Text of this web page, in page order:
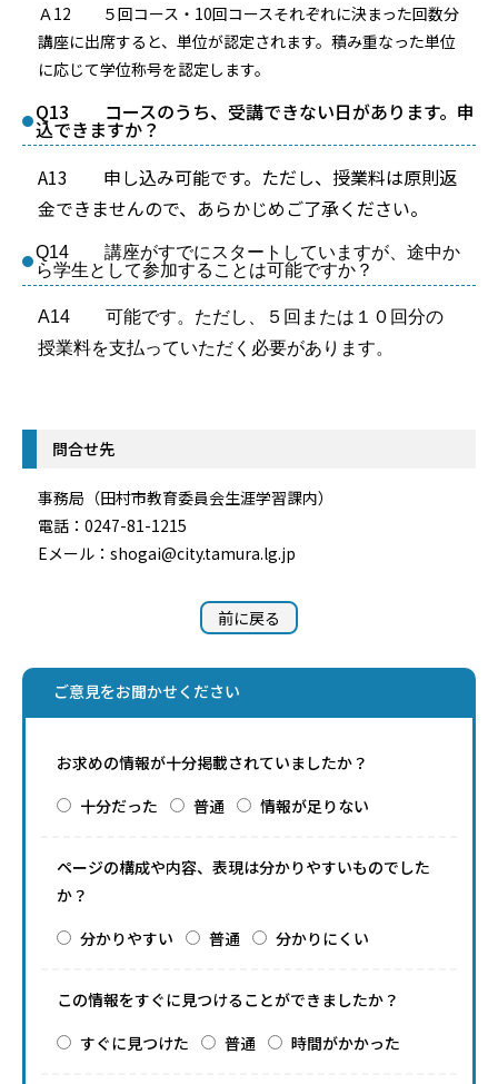
Ａ12 ５回コース・10回コースそれぞれに決まった回数分
講座に出席すると、単位が認定されます。積み重なった単位
に応じて学位称号を認定します。
Q13 コースのうち、受講できない日があります。申
込できますか？
A13 申し込み可能です。ただし、授業料は原則返
金できませんので、あらかじめご了承ください。
Q14 講座がすでにスタートしていますが、途中か
ら学生として参加することは可能ですか？
A14 可能です。ただし、５回または１０回分の
授業料を支払っていただく必要があります。
問合せ先
事務局（田村市教育委員会生涯学習課内）
電話：0247-81-1215
Eメール：shogai@city.tamura.lg.jp
前に戻る
ご意見をお聞かせください
お求めの情報が十分掲載されていましたか？
十分だった
普通 情報が足りない
ページの構成や内容、表現は分かりやすいものでした
か？
分かりやすい
普通 分かりにくい
この情報をすぐに見つけることができましたか？
すぐに見つけた
普通 時間がかかった